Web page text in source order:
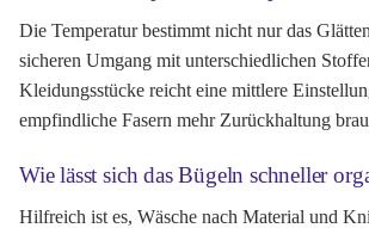
Die Temperatur bestimmt nicht nur das
sicheren Umgang mit unterschiedlichen
Kleidungsstücke reicht eine mittlere
empfindliche Fasern mehr Zurückhaltung
Wie lässt sich das Bügeln schneller
Hilfreich ist es, Wäsche nach Material und